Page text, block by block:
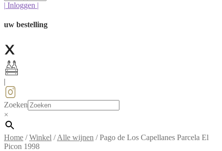
| Inloggen |
uw bestelling
Zoeken
×
Home /Winkel /Alle wijnen /Pago de Los Capellanes Parcela El
Picon 1998